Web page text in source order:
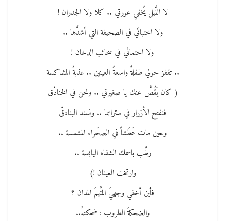
لا اللَّيل يُخفي عورتي .. كلا ولا الجدران !
ولا اختبائي في الصحيفة التي أشدُّها ..
ولا احتمائي في سحائب الدخان !
.. تقفز حولي طفلةٌ واسعةُ العينين .. عذبةُ المشاكسة
( كان يَقُصُّ عنك يا صغيرتي .. ونحن في الخنادْق
فنفتح الأزرار في ستراتنا .. ونسند البنادقْ
وحين مات عَطَشاً في الصحَراء المشمسة ..
رطَّب باسمك الشفاه اليابسة ..
وارتخت العينان !)
فأين أخفي وجهيَ المتَّهمَ المدان ؟
والضحكةَ الطروب : ضحكتهُ..